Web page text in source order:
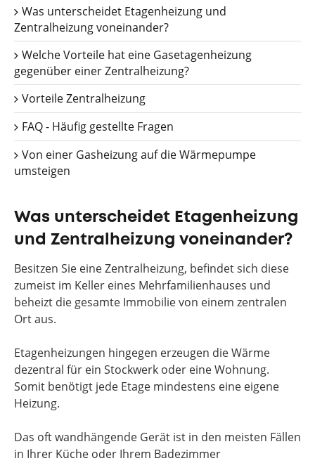
Was unterscheidet Etagenheizung und
Zentralheizung voneinander?
Welche Vorteile hat eine Gasetagenheizung
gegenüber einer Zentralheizung?
Vorteile Zentralheizung
FAQ - Häufig gestellte Fragen
Von einer Gasheizung auf die Wärmepumpe
umsteigen
Was unterscheidet Etagenheizung
und Zentralheizung voneinander?
Besitzen Sie eine Zentralheizung, befindet sich diese
zumeist im Keller eines Mehrfamilienhauses und
beheizt die gesamte Immobilie von einem zentralen
Ort aus.
Etagenheizungen hingegen erzeugen die Wärme
dezentral für ein Stockwerk oder eine Wohnung.
Somit benötigt jede Etage mindestens eine eigene
Heizung.
Das oft wandhängende Gerät ist in den meisten Fällen
in Ihrer Küche oder Ihrem Badezimmer